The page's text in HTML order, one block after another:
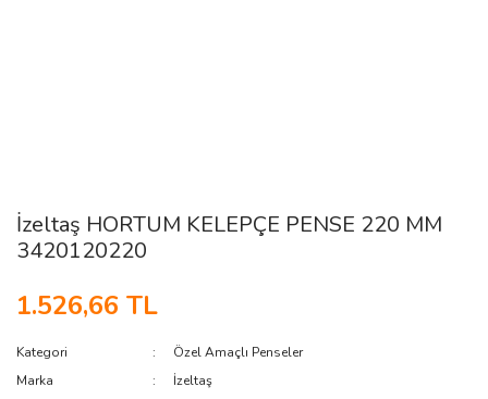
İzeltaş HORTUM KELEPÇE PENSE 220 MM
3420120220
1.526,66 TL
Kategori
Özel Amaçlı Penseler
Marka
İzeltaş